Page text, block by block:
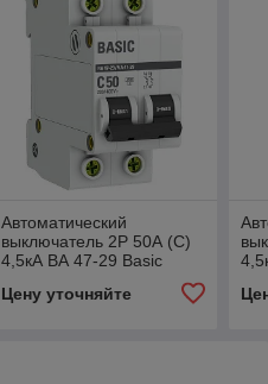
Автоматический
выключатель 2P 50А (C)
4,5кА ВА 47-29 Basic
Цену уточняйте